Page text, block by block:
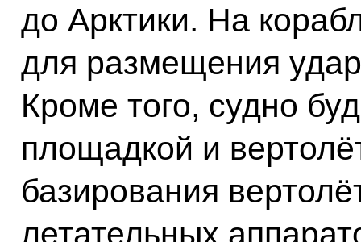
до Арктики. На
для размещения
Кроме того, судно
площадкой и
базирования
летательных